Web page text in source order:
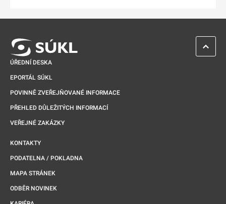
ÚŘEDNÍ DESKA
EPORTÁL SÚKL
POVINNĚ ZVEŘEJŇOVANÉ INFORMACE
PŘEHLED DŮLEŽITÝCH INFORMACÍ
VEŘEJNÉ ZAKÁZKY
KONTAKTY
PODATELNA / POKLADNA
MAPA STRÁNEK
ODBĚR NOVINEK
ZPĚT